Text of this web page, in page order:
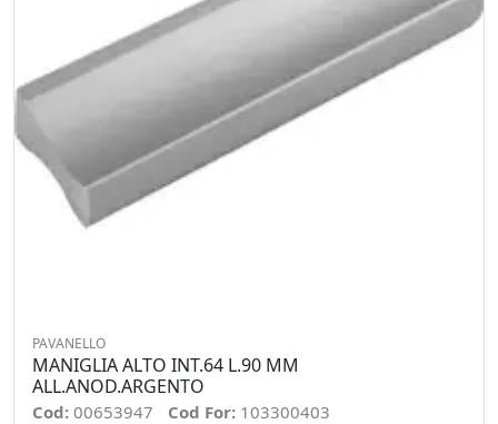
PAVANELLO
MANIGLIA ALTO INT.64 L.90 MM
ALL.ANOD.ARGENTO
Cod: 00653947 Cod For: 103300403